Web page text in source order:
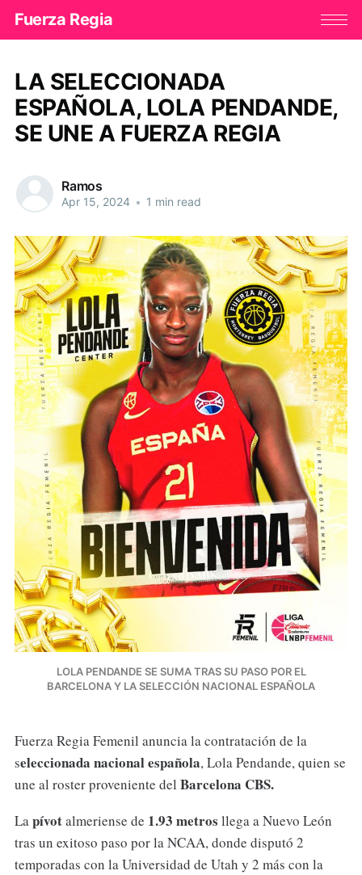
Fuerza Regia
LA SELECCIONADA
ESPAÑOLA, LOLA PENDANDE,
SE UNE A FUERZA REGIA
Ramos
Apr 15, 2024 • 1 min read
LOLA PENDANDE SE SUMA TRAS SU PASO POR EL
BARCELONA Y LA SELECCIÓN NACIONAL ESPAÑOLA
Fuerza Regia Femenil anuncia la contratación de la
seleccionada nacional española, Lola Pendande, quien se
une al roster proveniente del Barcelona CBS.
La pívotalmeriense de 1.93 metros llega a Nuevo León
tras un exitoso paso por la NCAA, donde disputó 2
temporadas con la Universidad de Utah y 2 más con la